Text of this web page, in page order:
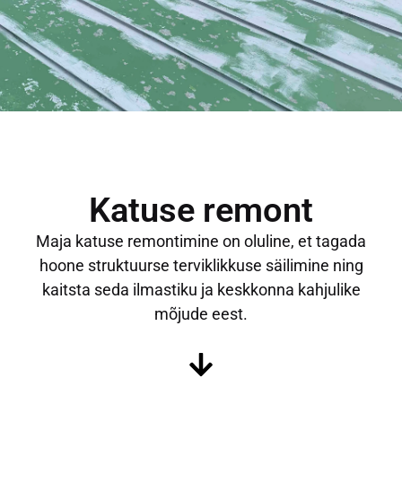
Katuse remont
Maja katuse remontimine on oluline, et tagada
hoone struktuurse terviklikkuse säilimine ning
kaitsta seda ilmastiku ja keskkonna kahjulike
mõjude eest.